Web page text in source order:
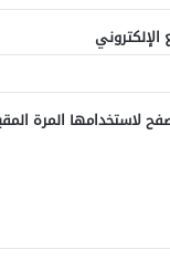
الإلكتروني
لاستخدامها المرة